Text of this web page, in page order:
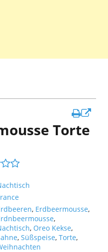
Torte
, Erdbeermousse,
,
, Oreo Kekse,
, Süßspeise, Torte,